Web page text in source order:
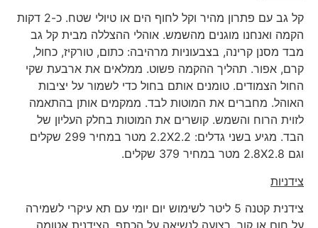
קל גב עם פתרון מהיר וקל לחוף הים או טיולי שטח. כ-2 דקות
הקמה ואנחנו מוגנים מהשמש. אוהלי ההצללה מבית קל גב
מבד מסנן קרינה, בצבעוניות מרהיבה: כתום, טורקיז, כחול,
קרם, אפור. תהליך ההקמה פשוט. ממלאים את ארבעת שקי
החול הצמודים. טומנים אותם בחול כדי לשמור על יציבות
האוהל. מחברים את המוטות לבד. ממקמים אותן בהתאמה
לזוית הרוח והשמש. קושרים את המוטות בחלק העליון של
הבד. מגיע בשני גדלים: 2.2X2.2 מטר במחיר 299 שקלים
וגם 2.8X2.8 מטר במחיר 379 שקלים.
צידניות
צידנית קטנה 5 ליטר לשימוש יום יומי עם תא עיקרי לשמירה